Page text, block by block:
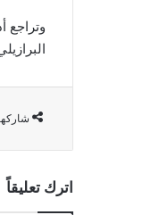
وتراجع
اترك تعليقاً